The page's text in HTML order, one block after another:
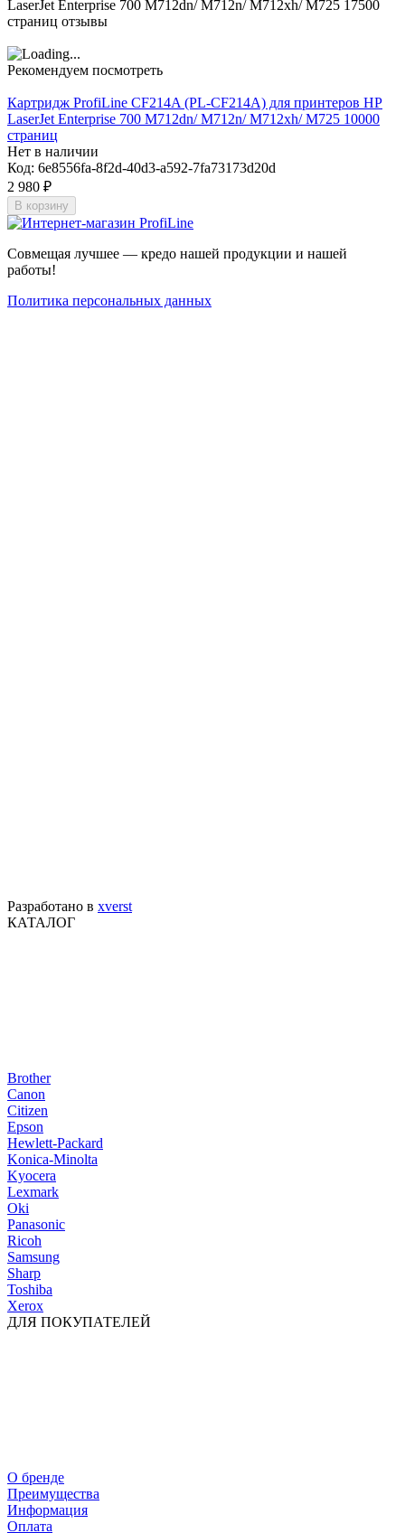
LaserJet Enterprise 700 M712dn/ M712n/ M712xh/ M725 17500
страниц отзывы
Рекомендуем посмотреть
Картридж ProfiLine CF214A (PL-CF214A) для принтеров HP
LaserJet Enterprise 700 M712dn/ M712n/ M712xh/ M725 10000
страниц
Нет в наличии
Код: 6e8556fa-8f2d-40d3-a592-7fa73173d20d
2 980 ₽
В корзину
Совмещая лучшее — кредо нашей продукции и нашей
работы!
Политика персональных данных
Разработано в xverst
КАТАЛОГ
Brother
Canon
Citizen
Epson
Hewlett-Packard
Konica-Minolta
Kyocera
Lexmark
Oki
Panasonic
Ricoh
Samsung
Sharp
Toshiba
Xerox
ДЛЯ ПОКУПАТЕЛЕЙ
О бренде
Преимущества
Информация
Оплата